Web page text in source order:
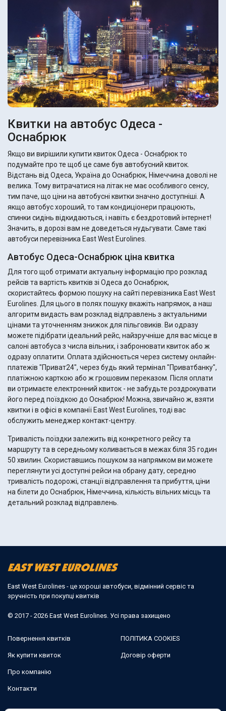
Квитки на автобус Одеса -
Оснабрюк
Якщо ви вирішили купити квиток Одеса - Оснабрюк то
подумайте про те щоб це саме був автобусний квиток.
Відстань від Одеса, Україна до Оснабрюк, Німеччина доволі не
велика. Тому витрачатися на літак не має особливого сенсу,
тим паче, що ціни на автобусні квитки значно доступніші. А
якщо автобус хороший, то там кондиціонери працюють,
спинки сидінь відкидаються, і навіть є бездротовий інтернет!
Значить, в дорозі вам не доведеться нудьгувати. Саме такі
автобуси перевізника East West Eurolines.
Автобус Одеса-Оснабрюк ціна квитка
Для того щоб отримати актуальну інформацію про розклад
рейсів та вартість квитків зі Одеса до Оснабрюк,
скористайтесь формою пошуку на сайті перевізника East West
Eurolines. Для цього в полях пошуку вкажіть напрямок, а наш
алгоритм видасть вам розклад відправлень з актуальними
цінами та уточненням знижок для пільговиків. Ви одразу
можете підібрати ідеальний рейс, найзручніше для вас місце в
салоні автобуса з числа вільних, і забронювати квиток або ж
одразу оплатити. Оплата здійснюється через систему онлайн-
платежів "Приват24", через будь який термінал "Приватбанку",
платіжною карткою або ж грошовим переказом. Після оплати
ви отримаєте електронний квиток - не забудьте роздрокувати
його перед поїздкою до Оснабрюк! Можна, звичайно ж, взяти
квитки і в офісі в компанії East West Eurolines, тоді вас
обслужить менеджер контакт-центру.
Тривалість поїздки залежить від конкретного рейсу та
маршруту та в середньому коливається в межах біля 35 годин
50 хвилин. Скориставшись пошуком за напрямком ви можете
переглянути усі доступні рейси на обрану дату, середню
тривалість подорожі, станції відправлення та прибуття, ціни
на білети до Оснабрюк, Німеччина, кількість вільних місць та
детальний розклад відправлень.
East West Eurolines - це хороші автобуси, відмінний сервіс та
зручність при покупці квитків
© 2017 - 2026 East West Eurolines. Усі права захищено
Повернення квитків
Як купити квиток
Про компанію
Контакти
ПОЛІТИКА COOKIES
Договір оферти